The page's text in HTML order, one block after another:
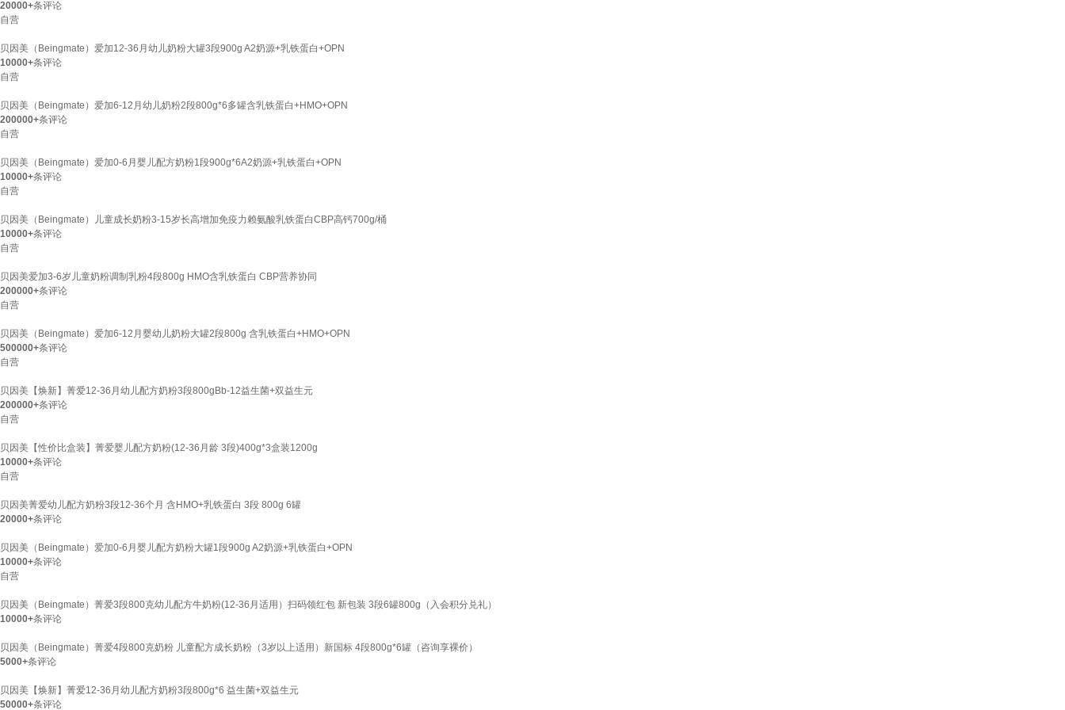
20000+条评论
自营
贝因美（Beingmate）爱加12-36月幼儿奶粉大罐3段900g A2奶源+乳铁蛋白+OPN
10000+条评论
自营
贝因美（Beingmate）爱加6-12月幼儿奶粉2段800g*6多罐含乳铁蛋白+HMO+OPN
200000+条评论
自营
贝因美（Beingmate）爱加0-6月婴儿配方奶粉1段900g*6A2奶源+乳铁蛋白+OPN
10000+条评论
自营
贝因美（Beingmate）儿童成长奶粉3-15岁长高增加免疫力赖氨酸乳铁蛋白CBP高钙700g/桶
10000+条评论
自营
贝因美爱加3-6岁儿童奶粉调制乳粉4段800g HMO含乳铁蛋白 CBP营养协同
200000+条评论
自营
贝因美（Beingmate）爱加6-12月婴幼儿奶粉大罐2段800g 含乳铁蛋白+HMO+OPN
500000+条评论
自营
贝因美【焕新】菁爱12-36月幼儿配方奶粉3段800gBb-12益生菌+双益生元
200000+条评论
自营
贝因美【性价比盒装】菁爱婴儿配方奶粉(12-36月龄 3段)400g*3盒装1200g
10000+条评论
自营
贝因美菁爱幼儿配方奶粉3段12-36个月 含HMO+乳铁蛋白 3段 800g 6罐
20000+条评论
贝因美（Beingmate）爱加0-6月婴儿配方奶粉大罐1段900g A2奶源+乳铁蛋白+OPN
10000+条评论
自营
贝因美（Beingmate）菁爱3段800克幼儿配方牛奶粉(12-36月适用）扫码领红包 新包装 3段6罐800g（入会积分兑礼）
10000+条评论
贝因美（Beingmate）菁爱4段800克奶粉 儿童配方成长奶粉（3岁以上适用）新国标 4段800g*6罐（咨询享裸价）
5000+条评论
贝因美【焕新】菁爱12-36月幼儿配方奶粉3段800g*6 益生菌+双益生元
50000+条评论